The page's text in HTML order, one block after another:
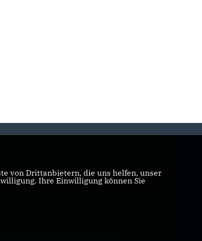
von Drittanbietern, die uns helfen, unser
Ihre Einwilligung können Sie